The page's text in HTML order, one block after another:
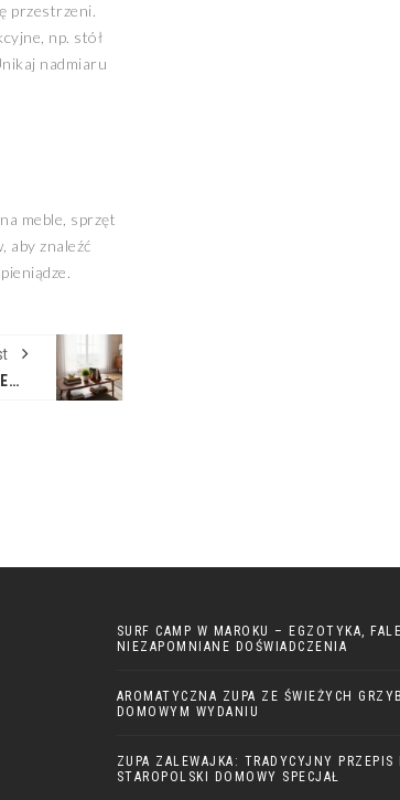
przestrzeni.
np. stół
nadmiaru
meble, sprzęt
aby znaleźć
IDEALNE STOLIKI KAWOWE DO TWOJEGO SALONU
SURF CAMP W MAROKU – EGZOTYKA, FALE
NIEZAPOMNIANE DOŚWIADCZENIA
AROMATYCZNA ZUPA ZE ŚWIEŻYCH
DOMOWYM WYDANIU
ZUPA ZALEWAJKA: TRADYCYJNY PRZEPIS
STAROPOLSKI DOMOWY SPECJAŁ